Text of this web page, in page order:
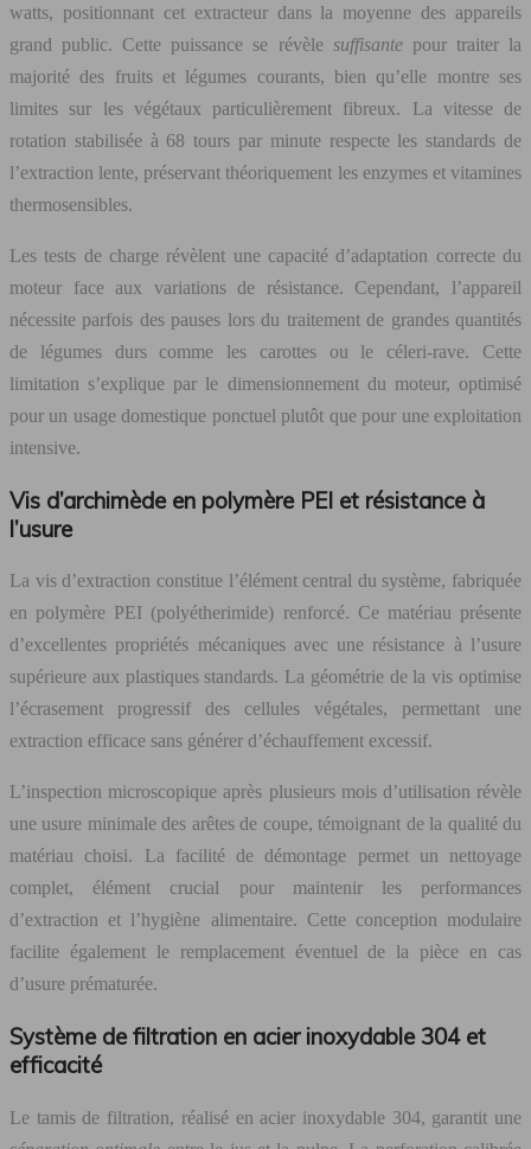
watts, positionnant cet extracteur dans la moyenne des appareils
grand public. Cette puissance se révèle suffisante pour traiter la
majorité des fruits et légumes courants, bien qu’elle montre ses
limites sur les végétaux particulièrement fibreux. La vitesse de
rotation stabilisée à 68 tours par minute respecte les standards de
l’extraction lente, préservant théoriquement les enzymes et vitamines
thermosensibles.
Les tests de charge révèlent une capacité d’adaptation correcte du
moteur face aux variations de résistance. Cependant, l’appareil
nécessite parfois des pauses lors du traitement de grandes quantités
de légumes durs comme les carottes ou le céleri-rave. Cette
limitation s’explique par le dimensionnement du moteur, optimisé
pour un usage domestique ponctuel plutôt que pour une exploitation
intensive.
Vis d’archimède en polymère PEI et résistance à
l’usure
La vis d’extraction constitue l’élément central du système, fabriquée
en polymère PEI (polyétherimide) renforcé. Ce matériau présente
d’excellentes propriétés mécaniques avec une résistance à l’usure
supérieure aux plastiques standards. La géométrie de la vis optimise
l’écrasement progressif des cellules végétales, permettant une
extraction efficace sans générer d’échauffement excessif.
L’inspection microscopique après plusieurs mois d’utilisation révèle
une usure minimale des arêtes de coupe, témoignant de la qualité du
matériau choisi. La facilité de démontage permet un nettoyage
complet, élément crucial pour maintenir les performances
d’extraction et l’hygiène alimentaire. Cette conception modulaire
facilite également le remplacement éventuel de la pièce en cas
d’usure prématurée.
Système de filtration en acier inoxydable 304 et
efficacité
Le tamis de filtration, réalisé en acier inoxydable 304, garantit une